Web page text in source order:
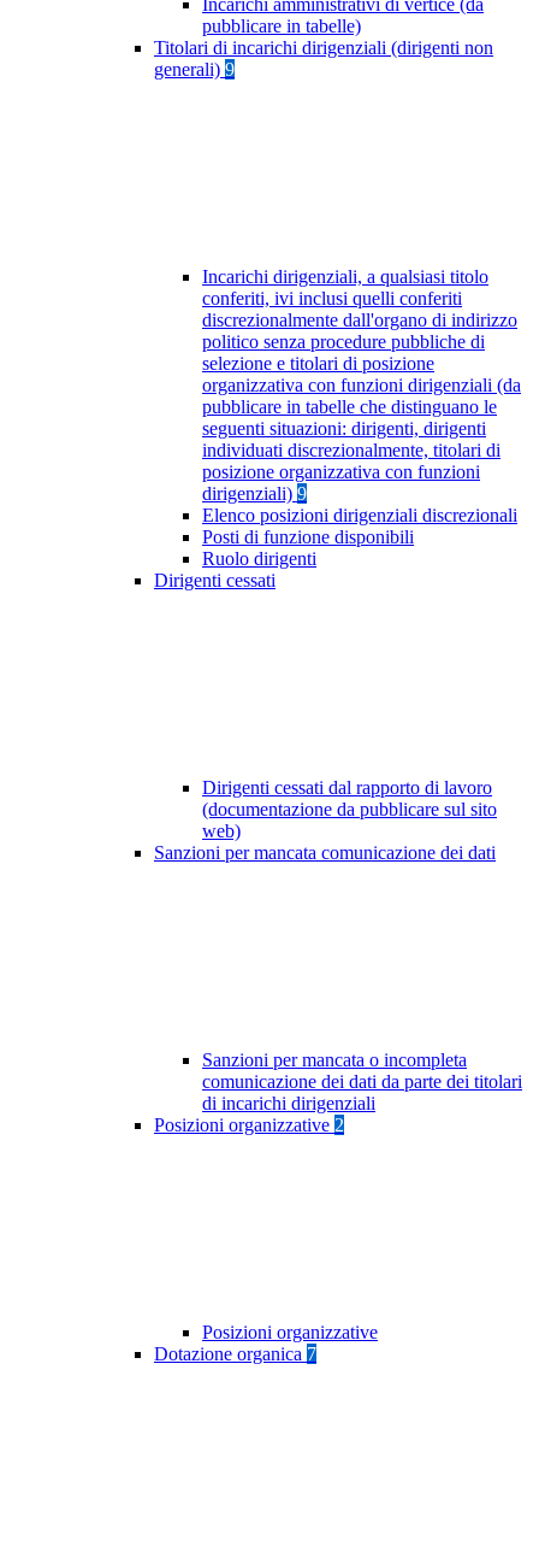
Incarichi amministrativi di vertice (da
pubblicare in tabelle)
Titolari di incarichi dirigenziali (dirigenti non
generali) 9
Incarichi dirigenziali, a qualsiasi titolo
conferiti, ivi inclusi quelli conferiti
discrezionalmente dall'organo di indirizzo
politico senza procedure pubbliche di
selezione e titolari di posizione
organizzativa con funzioni dirigenziali (da
pubblicare in tabelle che distinguano le
seguenti situazioni: dirigenti, dirigenti
individuati discrezionalmente, titolari di
posizione organizzativa con funzioni
dirigenziali) 9
Elenco posizioni dirigenziali discrezionali
Posti di funzione disponibili
Ruolo dirigenti
Dirigenti cessati
Dirigenti cessati dal rapporto di lavoro
(documentazione da pubblicare sul sito
web)
Sanzioni per mancata comunicazione dei dati
Sanzioni per mancata o incompleta
comunicazione dei dati da parte dei titolari
di incarichi dirigenziali
Posizioni organizzative 2
Posizioni organizzative
Dotazione organica 7